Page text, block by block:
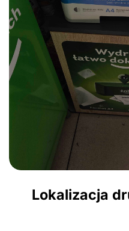
Lokalizacja